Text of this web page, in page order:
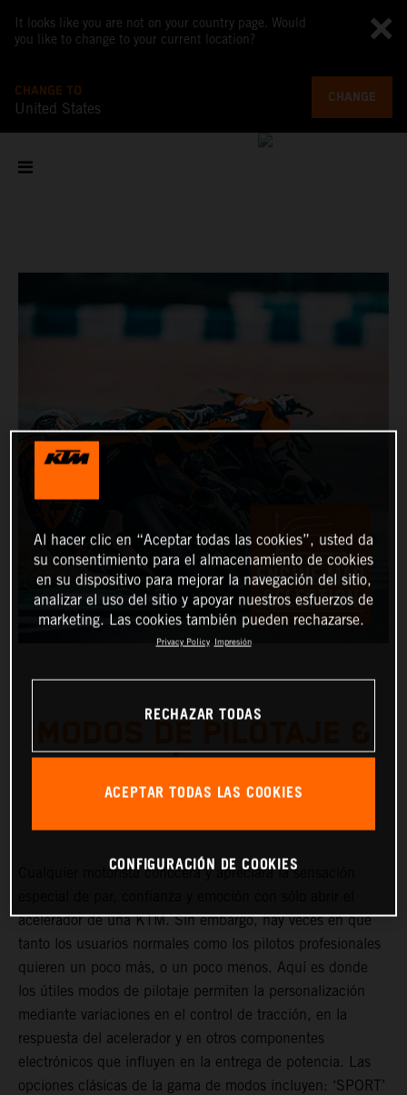
It looks like you are not on your country page. Would
you like to change to your current location?
CHANGE TO
United States
CHANGE
SELECCIÓN DE MAPAS
DE MOTOR
Cualquier motorista conocerá y apreciará la sensación
acelerador de una KTM. Sin embargo, hay veces en que
tanto los usuarios normales como los pilotos profesionales
quieren un poco más, o un poco menos. Aquí es donde
los útiles modos de pilotaje permiten la personalización
mediante variaciones en el control de tracción, en la
respuesta del acelerador y en otros componentes
electrónicos que influyen en la entrega de potencia. Las
opciones clásicas de la gama de modos incluyen: ‘SPORT’
Al hacer clic en “Aceptar todas las cookies”, usted da
su consentimiento para el almacenamiento de cookies
en su dispositivo para mejorar la navegación del sitio,
analizar el uso del sitio y apoyar nuestros esfuerzos de
marketing. Las cookies también pueden rechazarse.
Privacy Policy Impresión
RECHAZAR TODAS
ACEPTAR TODAS LAS COOKIES
CONFIGURACIÓN DE COOKIES